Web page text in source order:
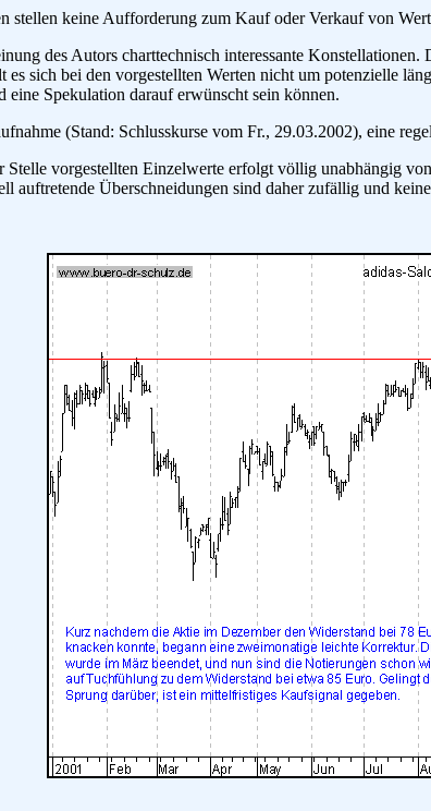
stellen keine Aufforderung zum Kauf oder Verkauf von
des Autors charttechnisch interessante
sich bei den vorgestellten Werten nicht um potenzielle
eine Spekulation darauf erwünscht sein können.
(Stand: Schlusskurse vom Fr., 29.03.2002), eine
vorgestellten Einzelwerte erfolgt völlig unabhängig
auftretende Überschneidungen sind daher zufällig und